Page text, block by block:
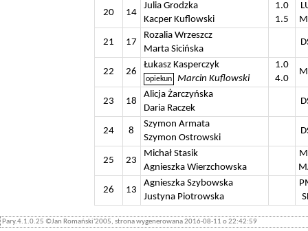
20 14
Julia Grodzka
Kacper Kuflowski
1.0
1.5
21 17
Rozalia Wrzeszcz
Marta Sicińska
22 26
Łukasz Kasperczyk
Marcin Kuflowski
1.0
4.0
23 18
Alicja Żarczyńska
Daria Raczek
24 8
Szymon Armata
Szymon Ostrowski
25 23
Michał Stasik
Agnieszka Wierzchowska
26 13
Agnieszka Szybowska
Justyna Piotrowska
Pary.4.1.0.25 ©Jan Romański'2005, strona wygenerowana 2016-08-11 o 22:42:59